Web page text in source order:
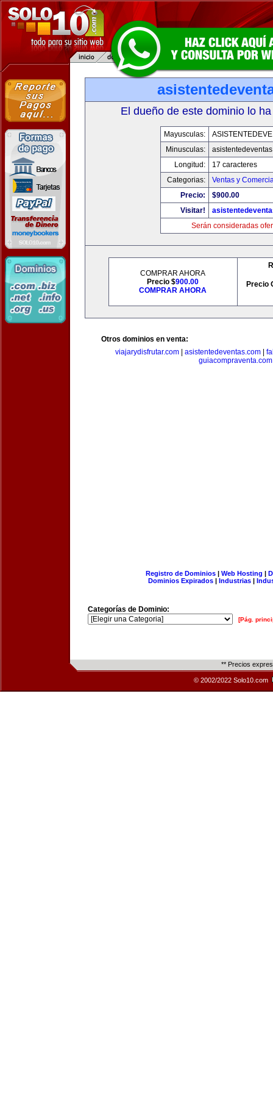
El dueño de este dominio lo
Mayusculas:
Minusculas:
Longitud:
17 caracteres
Categorias:
Ventas y
Precio:
$900.00
Visitar!
Serán consideradas
COMPRAR AHORA
Precio $900.00
COMPRAR AHORA
Precio
Otros dominios en venta:
viajarydisfrutar.com| asistentedeventas.com|
guiacompraventa.com
Registro de Dominios| Web Hosting |
Dominios Expirados | Industrias |
Categorías de Dominio:
[Pág.
** Precios
© 2002/2022 Solo10.com